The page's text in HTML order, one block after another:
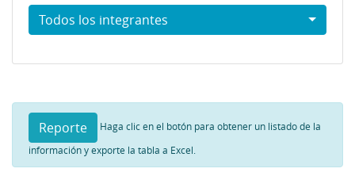
Todos los integrantes
Reporte
Haga clic en el botón para obtener un listado de la
información y exporte la tabla a Excel.